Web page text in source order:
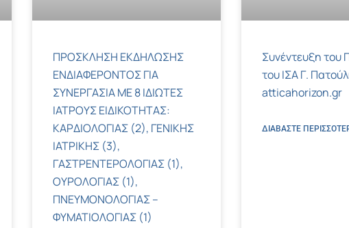
ΠΡΟΣΚΛΗΣΗ ΕΚΔΗΛΩΣΗΣ
ΕΝΔΙΑΦΕΡΟΝΤΟΣ ΓΙΑ
ΣΥΝΕΡΓΑΣΙΑ ΜΕ 8 ΙΔΙΩΤΕΣ
ΙΑΤΡΟΥΣ ΕΙΔΙΚΟΤΗΤΑΣ:
ΚΑΡΔΙΟΛΟΓΙΑΣ (2), ΓΕΝΙΚΗΣ
ΙΑΤΡΙΚΗΣ (3),
ΓΑΣΤΡΕΝΤΕΡΟΛΟΓΙΑΣ (1),
ΟΥΡΟΛΟΓΙΑΣ (1),
ΠΝΕΥΜΟΝΟΛΟΓΙΑΣ –
ΦΥΜΑΤΙΟΛΟΓΙΑΣ (1)
Συνέντευξη του
του ΙΣΑ Γ.
atticahorizon.gr
ΔΙΑΒΑΣΤΕ